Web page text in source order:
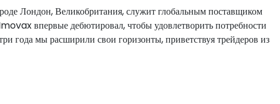
Лондон, Великобритания, служит глобальным поставщиком
впервые дебютировал, чтобы удовлетворить потребности
года мы расширили свои горизонты, приветствуя трейдеров из